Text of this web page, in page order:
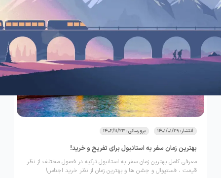
انتشار: 1401/01/29 برورسانی: 1402/11/23
بهترین زمان سفر به استانبول برای تفریح و خرید!
معرفی کامل بهترین زمان سفر به استانبول ترکیه در فصول مختلف از نظر
قیمت ، فستیوال و جشن ها و بهترین زمان از نظر خرید اجناس!